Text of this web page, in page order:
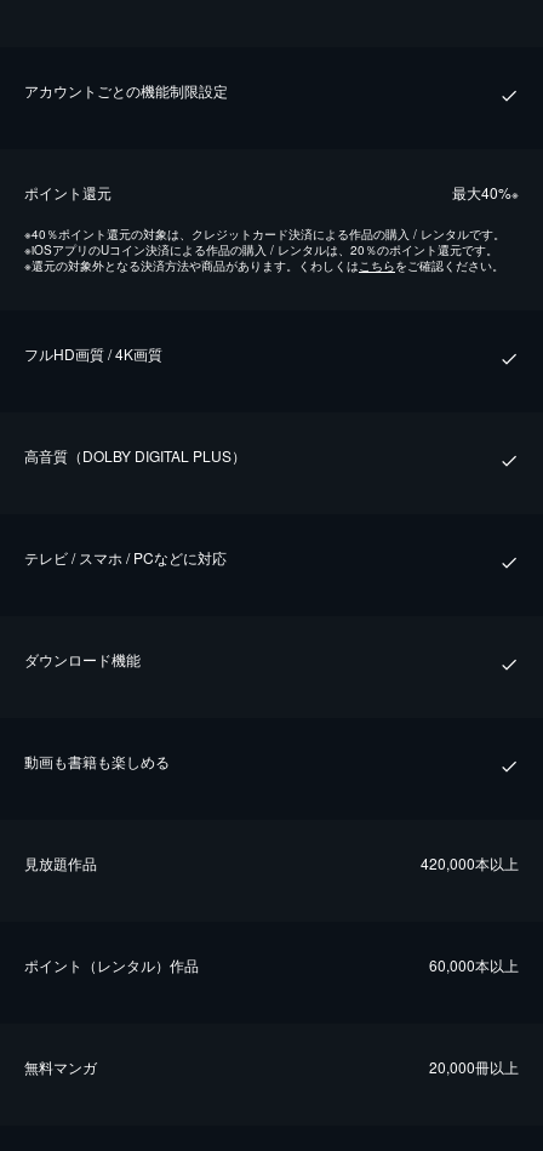
アカウントごとの機能制限設定
ポイント還元 最⼤40%※
※40％ポイント還元の対象は、クレジットカード決済による作品の購入 / レンタルです。
※iOSアプリのUコイン決済による作品の購入 / レンタルは、20％のポイント還元です。
※還元の対象外となる決済方法や商品があります。くわしくは こちらをご確認ください。
フルHD画質 / 4K画質
⾼⾳質（DOLBY DIGITAL PLUS）
テレビ / スマホ / PCなどに対応
ダウンロード機能
動画も書籍も楽しめる
⾒放題作品 420,000本以上
ポイント（レンタル）作品 60,000本以上
無料マンガ 20,000冊以上